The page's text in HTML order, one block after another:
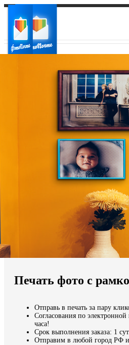
Ваш регион доставки
Выберите из списка:
Мы доставляем по всему миру
Продолжить без города
Печать фото с
Отправь в печать за пару
Согласования по
часа!
Срок выполнения заказа: 1
Отправим в любой город РФ